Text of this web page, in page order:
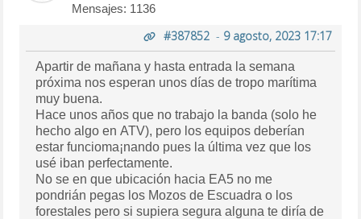
Mensajes: 1136
#387852- 9 agosto, 2023 17:17
Apartir de mañana y hasta entrada la semana
próxima nos esperan unos días de tropo marítima
muy buena.
Hace unos años que no trabajo la banda (solo he
hecho algo en ATV), pero los equipos deberían
estar funcioma¡nando pues la última vez que los
usé iban perfectamente.
No se en que ubicación hacia EA5 no me
pondrián pegas los Mozos de Escuadra o los
forestales pero si supiera segura alguna te diría de